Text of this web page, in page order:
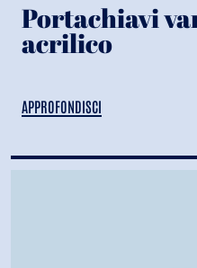
Portachiavi
acrilico
APPROFONDISCI